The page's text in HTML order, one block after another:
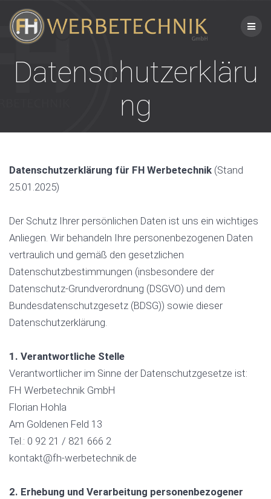
to
content
Datenschutzerkläru
ng
Datenschutzerklärung für FH Werbetechnik (Stand
25.01.2025)
Der Schutz Ihrer persönlichen Daten ist uns ein wichtiges
Anliegen. Wir behandeln Ihre personenbezogenen Daten
vertraulich und gemäß den gesetzlichen
Datenschutzbestimmungen (insbesondere der
Datenschutz-Grundverordnung (DSGVO) und dem
Bundesdatenschutzgesetz (BDSG)) sowie dieser
Datenschutzerklärung.
1. Verantwortliche Stelle
Verantwortlicher im Sinne der Datenschutzgesetze ist:
FH Werbetechnik GmbH
Florian Hohla
Am Goldenen Feld 13
Tel.: 0 92 21 / 821 666 2
kontakt@fh-werbetechnik.de
2. Erhebung und Verarbeitung personenbezogener